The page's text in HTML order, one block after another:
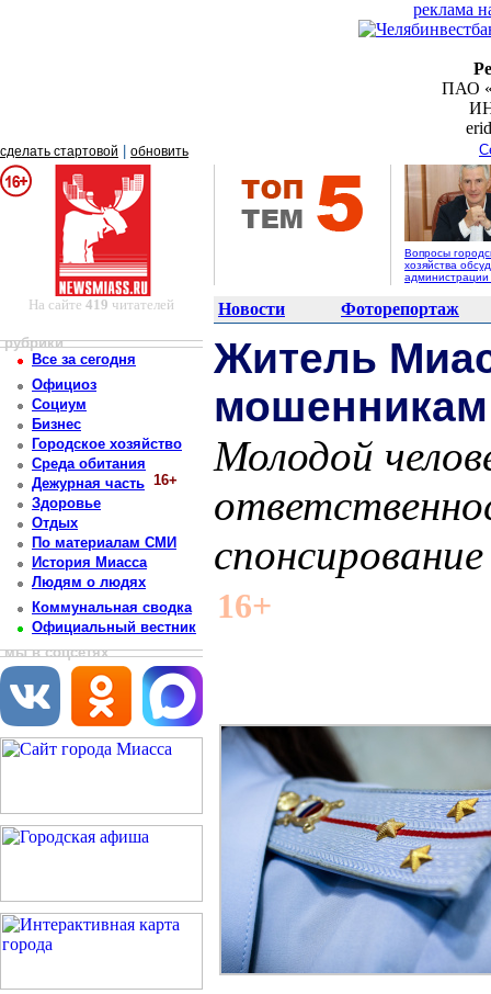
реклама
ПАО
сделать стартовой обновить
Вопросы
хозяйства
На сайте 419 читателей Новости Фоторепортаж
рубрики
Все за сегодня
Официоз
Социум
Бизнес
Городское хозяйство
Среда обитания
Дежурная часть 16+
Здоровье
Отдых
По материалам СМИ
История Миасса
Людям о людях
Коммунальная сводка
Официальный вестник
мы в соцсетях
Житель
Молодой
16+